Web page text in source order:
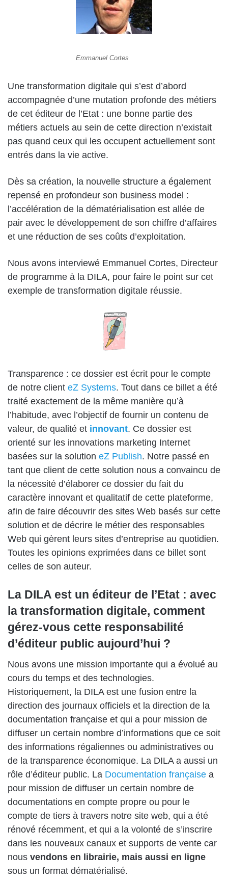
Emmanuel Cortes
Une transformation digitale qui s’est d’abord
accompagnée d’une mutation profonde des métiers
de cet éditeur de l’Etat : une bonne partie des
métiers actuels au sein de cette direction n’existait
pas quand ceux qui les occupent actuellement sont
entrés dans la vie active.
Dès sa création, la nouvelle structure a également
repensé en profondeur son business model :
l’accélération de la dématérialisation est allée de
pair avec le développement de son chiffre d’affaires
et une réduction de ses coûts d’exploitation.
Nous avons interviewé Emmanuel Cortes, Directeur
de programme à la DILA, pour faire le point sur cet
exemple de transformation digitale réussie.
Transparence : ce dossier est écrit pour le compte
de notre client eZ Systems. Tout dans ce billet a été
traité exactement de la même manière qu’à
l’habitude, avec l’objectif de fournir un contenu de
valeur, de qualité et innovant. Ce dossier est
orienté sur les innovations marketing Internet
basées sur la solution eZ Publish. Notre passé en
tant que client de cette solution nous a convaincu de
la nécessité d’élaborer ce dossier du fait du
caractère innovant et qualitatif de cette plateforme,
afin de faire découvrir des sites Web basés sur cette
solution et de décrire le métier des responsables
Web qui gèrent leurs sites d’entreprise au quotidien.
Toutes les opinions exprimées dans ce billet sont
celles de son auteur.
La DILA est un éditeur de l’Etat : avec
la transformation digitale, comment
gérez-vous cette responsabilité
d’éditeur public aujourd’hui ?
Nous avons une mission importante qui a évolué au
cours du temps et des technologies.
Historiquement, la DILA est une fusion entre la
direction des journaux officiels et la direction de la
documentation française et qui a pour mission de
diffuser un certain nombre d’informations que ce soit
des informations régaliennes ou administratives ou
de la transparence économique. La DILA a aussi un
rôle d’éditeur public. La Documentation française a
pour mission de diffuser un certain nombre de
documentations en compte propre ou pour le
compte de tiers à travers notre site web, qui a été
rénové récemment, et qui a la volonté de s’inscrire
dans les nouveaux canaux et supports de vente car
nous vendons en librairie, mais aussi en ligne
sous un format dématérialisé.